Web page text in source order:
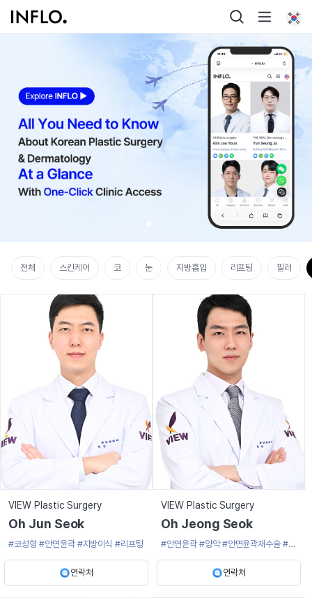
전체 스킨케어 코 눈 지방흡입 리프팅 필러
VIEW Plastic Surgery
Oh Jun Seok
#코성형 #안면윤곽 #지방이식 #리프팅
연락처
VIEW Plastic Surgery
Oh Jeong Seok
#안면윤곽 #양악 #안면윤곽재수술 #광
대축소술#사각턱수술
연락처